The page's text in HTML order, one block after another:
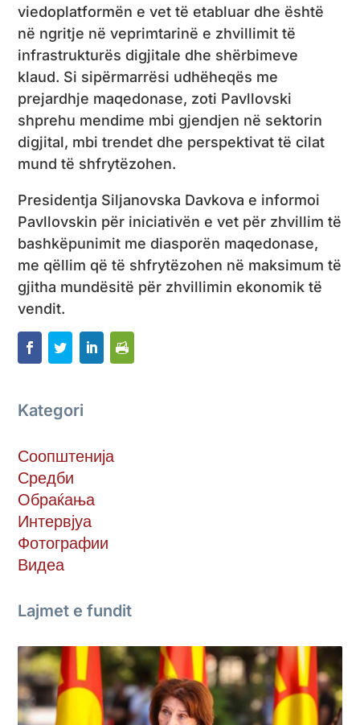
viedoplatformën e vet të etabluar dhe është
në ngritje në veprimtarinë e zhvillimit të
infrastrukturës digjitale dhe shërbimeve
klaud. Si sipërmarrësi udhëheqës me
prejardhje maqedonase, zoti Pavllovski
shprehu mendime mbi gjendjen në sektorin
digjital, mbi trendet dhe perspektivat të cilat
mund të shfrytëzohen.
Presidentja Siljanovska Davkova e informoi
Pavllovskin për iniciativën e vet për zhvillim të
bashkëpunimit me diasporën maqedonase,
me qëllim që të shfrytëzohen në maksimum të
gjitha mundësitë për zhvillimin ekonomik të
vendit.
Kategori
Соопштенија
Средби
Обраќања
Интервјуа
Фотографии
Видеа
Lajmet e fundit